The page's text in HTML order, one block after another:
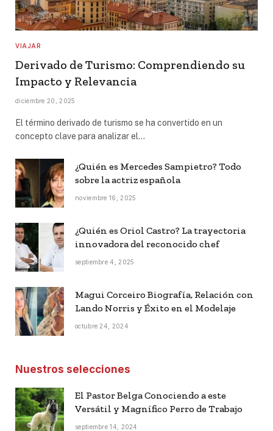
VIAJAR
Derivado de Turismo: Comprendiendo su
Impacto y Relevancia
diciembre 20, 2025
El término derivado de turismo se ha convertido en un
concepto clave para analizar el…
¿Quién es Mercedes Sampietro? Todo
sobre la actriz española
noviembre 16, 2025
¿Quién es Oriol Castro? La trayectoria
innovadora del reconocido chef
septiembre 4, 2025
Magui Corceiro Biografía, Relación con
Lando Norris y Éxito en el Modelaje
octubre 24, 2024
Nuestros selecciones
El Pastor Belga Conociendo a este
Versátil y Magnífico Perro de Trabajo
septiembre 14, 2024